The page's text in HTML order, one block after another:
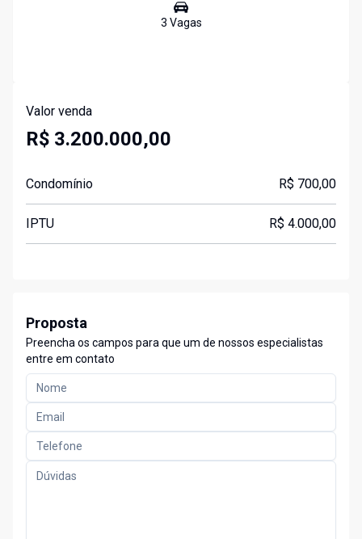
3 Vagas
Valor venda
R$ 3.200.000,00
Condomínio R$ 700,00
IPTU R$ 4.000,00
Proposta
Preencha os campos para que um de nossos especialistas
entre em contato